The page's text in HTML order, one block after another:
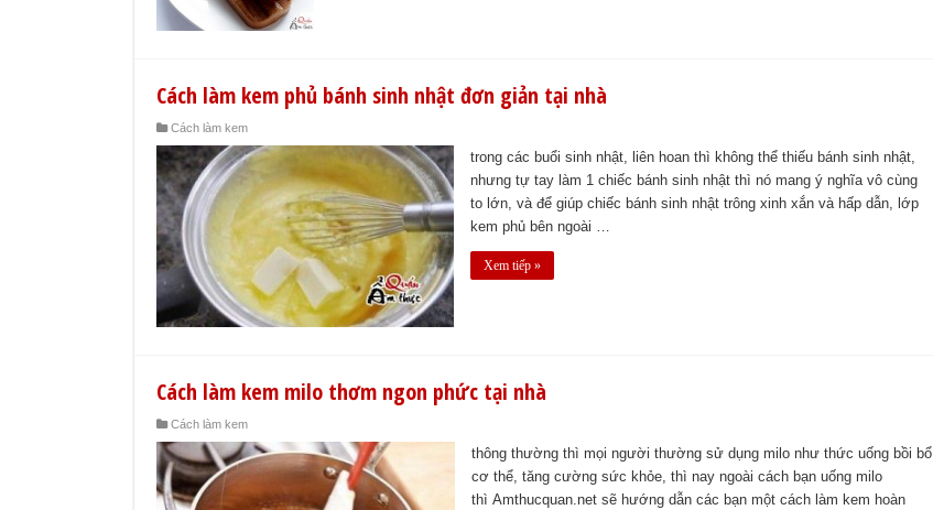
Cách làm kem phủ bánh sinh nhật đơn giản tại nhà
Cách làm kem
trong các buổi sinh nhật, liên hoan thì không thể thiếu bánh sinh nhật,
nhưng tự tay làm 1 chiếc bánh sinh nhật thì nó mang ý nghĩa vô cùng
to lớn, và để giúp chiếc bánh sinh nhật trông xinh xắn và hấp dẫn, lớp
kem phủ bên ngoài …
Xem tiếp »
Cách làm kem milo thơm ngon phức tại nhà
Cách làm kem
thông thường thì mọi người thường sử dụng milo như thức uống bồi bổ
cơ thể, tăng cường sức khỏe, thì nay ngoài cách bạn uống milo
thì Amthucquan.net sẽ hướng dẫn các bạn một cách làm kem hoàn